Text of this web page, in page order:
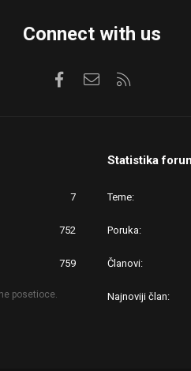
Connect with us
FacebookKontaktirajte nas
7
752
759
posetioce.
Statistika
Teme
Poruka
Članovi
Najnoviji član